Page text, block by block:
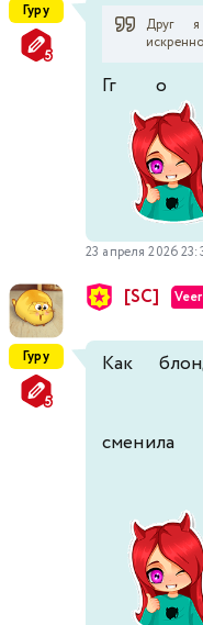
Гуру
Друг
Гг о
23 апреля 2026
Гуру
[SC]
Как